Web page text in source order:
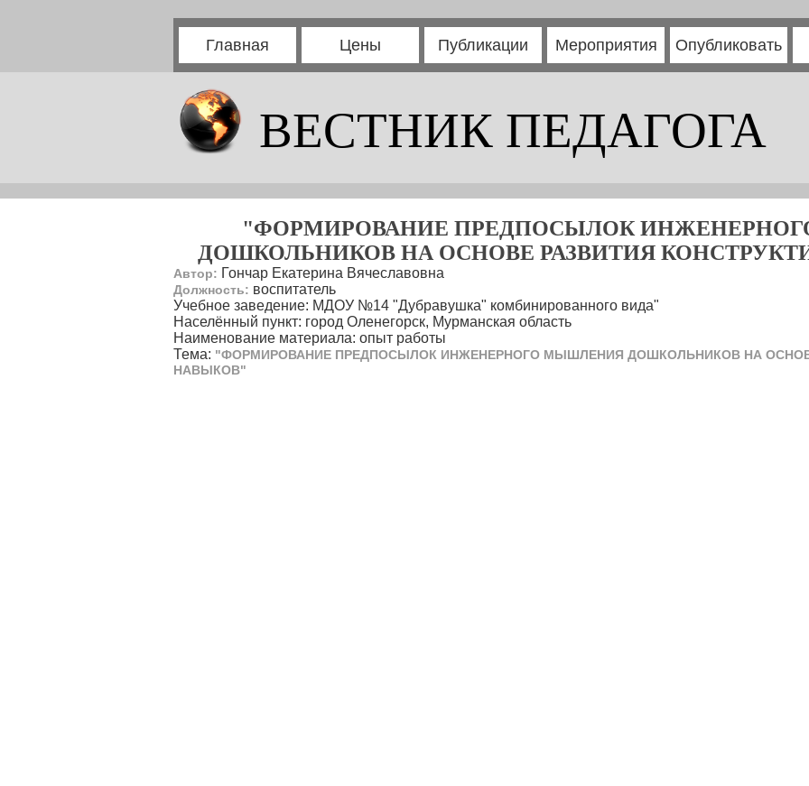
Главная Цены Публикации Мероприятия Опубликовать
ВЕСТНИК ПЕДАГОГА
"ФОРМИРОВАНИЕ ПРЕДПОСЫЛОК
ДОШКОЛЬНИКОВ НА ОСНОВЕ РАЗВИТИЯ
Автор: Гончар Екатерина Вячеславовна
Должность: воспитатель
Учебное заведение: МДОУ №14 "Дубравушка" комбинированного вида"
Населённый пункт: город Оленегорск, Мурманская область
Наименование материала: опыт работы
Тема: "ФОРМИРОВАНИЕ ПРЕДПОСЫЛОК ИНЖЕНЕРНОГО МЫШЛЕНИЯ ДОШКОЛЬНИКОВ НА
НАВЫКОВ"